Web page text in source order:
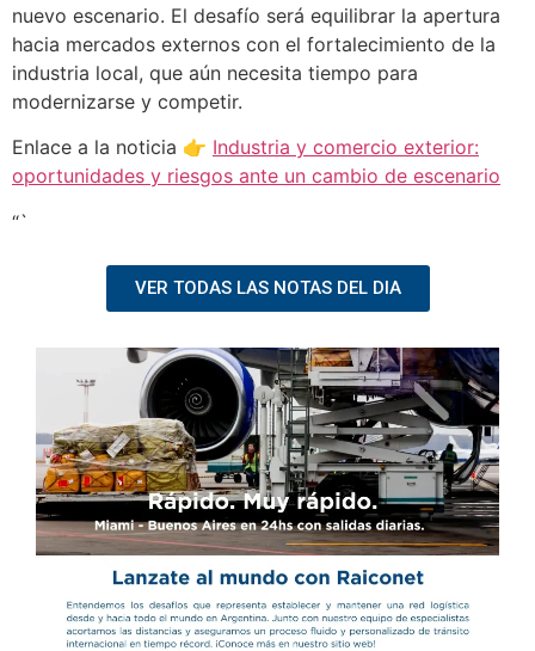
nuevo escenario. El desafío será equilibrar la apertura
hacia mercados externos con el fortalecimiento de la
industria local, que aún necesita tiempo para
modernizarse y competir.
Enlace a la noticia 👉 Industria y comercio exterior:
oportunidades y riesgos ante un cambio de escenario
“`
VER TODAS LAS NOTAS DEL DIA